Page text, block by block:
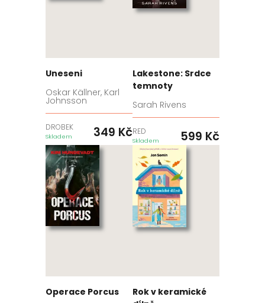
Uneseni
Oskar Källner, Karl
Johnsson
DROBEK
Skladem 349 Kč
Lakestone: Srdce
temnoty
Sarah Rivens
RED
Skladem 599 Kč
Operace Porcus
Rok v keramické